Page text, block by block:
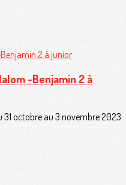
-Benjamin 2 à
octobre au 3 novembre 2023